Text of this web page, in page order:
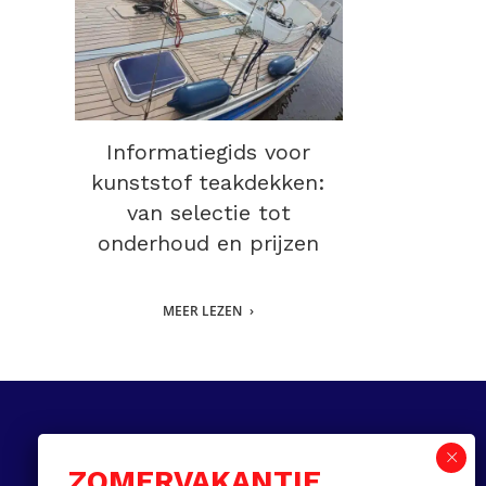
Informatiegids voor
kunststof teakdekken:
van selectie tot
onderhoud en prijzen
MEER LEZEN
Volg ons